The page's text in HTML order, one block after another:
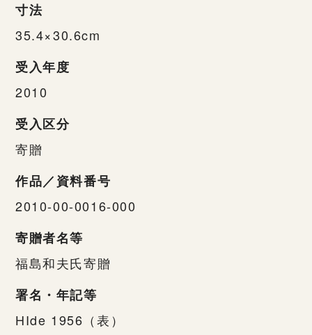
寸法
35.4×30.6cm
受入年度
2010
受入区分
寄贈
作品／資料番号
2010-00-0016-000
寄贈者名等
福島和夫氏寄贈
署名・年記等
HIde 1956（表）